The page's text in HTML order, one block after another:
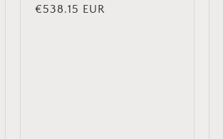
Precio
€538.15 EUR